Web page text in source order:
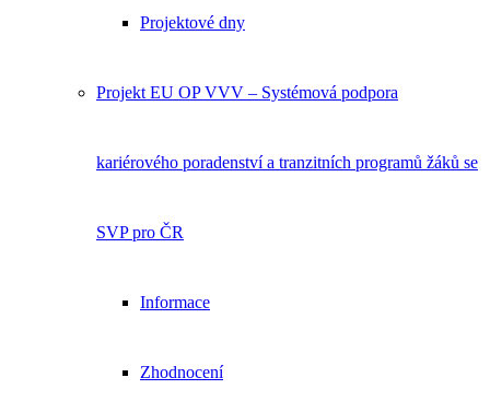
Projektové dny
Projekt EU OP VVV – Systémová podpora
kariérového poradenství a tranzitních programů žáků se
SVP pro ČR
Informace
Zhodnocení